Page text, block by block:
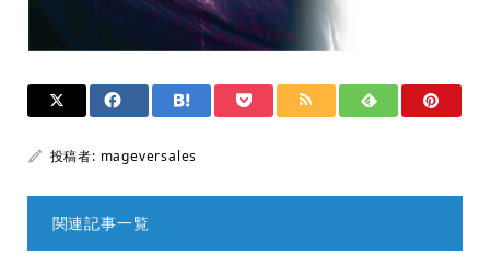
投稿者: mageversales
関連記事一覧